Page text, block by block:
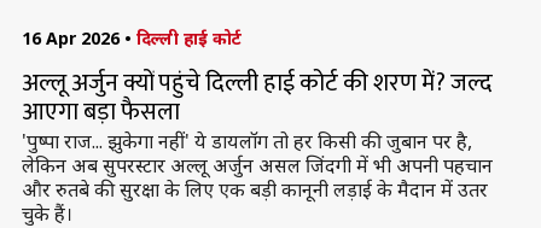
16 Apr 2026 • दिल्ली हाई कोर्ट
अल्लू अर्जुन क्यों पहुंचे दिल्ली हाई कोर्ट की शरण में? जल्द
आएगा बड़ा फैसला
'पुष्पा राज... झुकेगा नहीं' ये डायलॉग तो हर किसी की जुबान पर है,
लेकिन अब सुपरस्टार अल्लू अर्जुन असल जिंदगी में भी अपनी पहचान
और रुतबे की सुरक्षा के लिए एक बड़ी कानूनी लड़ाई के मैदान में उतर
चुके हैं।